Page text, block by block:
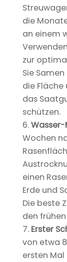
die
an einem
zur
Sie
die Fläche
das
schützen.
Wochen
einen
Erde und
Die beste
den
Erster
von etwa
ersten